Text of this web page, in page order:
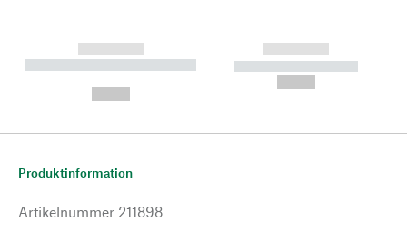
------------
----------- ----------- --------
------------
----------- -----------
Produktinformation
Artikelnummer 211898